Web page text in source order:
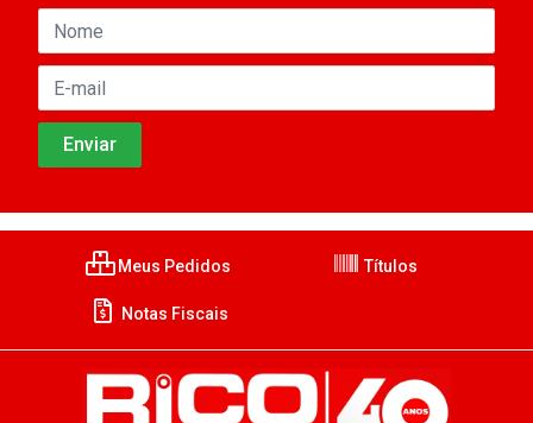
Meus Pedidos Títulos
Notas Fiscais